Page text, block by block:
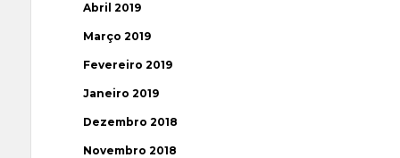
Abril 2019
Março 2019
Fevereiro 2019
Janeiro 2019
Dezembro 2018
Novembro 2018